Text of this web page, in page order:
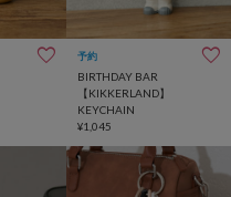
予約
BIRTHDAY BAR
【KIKKERLAND】
KEYCHAIN
¥1,045